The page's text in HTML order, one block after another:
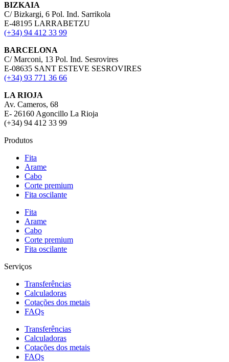
BIZKAIA
C/ Bizkargi, 6 Pol. Ind. Sarrikola
E-48195 LARRABETZU
(+34) 94 412 33 99
BARCELONA
C/ Marconi, 13 Pol. Ind. Sesrovires
E-08635 SANT ESTEVE SESROVIRES
(+34) 93 771 36 66
LA RIOJA
Av. Cameros, 68
E- 26160 Agoncillo La Rioja
(+34) 94 412 33 99
Produtos
Fita
Arame
Cabo
Corte premium
Fita oscilante
Fita
Arame
Cabo
Corte premium
Fita oscilante
Serviços
Transferências
Calculadoras
Cotações dos metais
FAQs
Transferências
Calculadoras
Cotações dos metais
FAQs